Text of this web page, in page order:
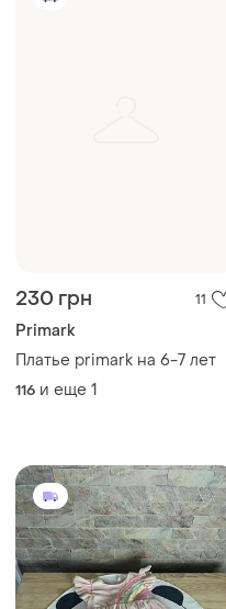
230 грн 11
Primark
Платье primark на 6-7 лет
116 и еще 1